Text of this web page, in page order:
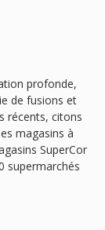
profonde,
de fusions et
récents, citons
magasins à
SuperCor
supermarchés